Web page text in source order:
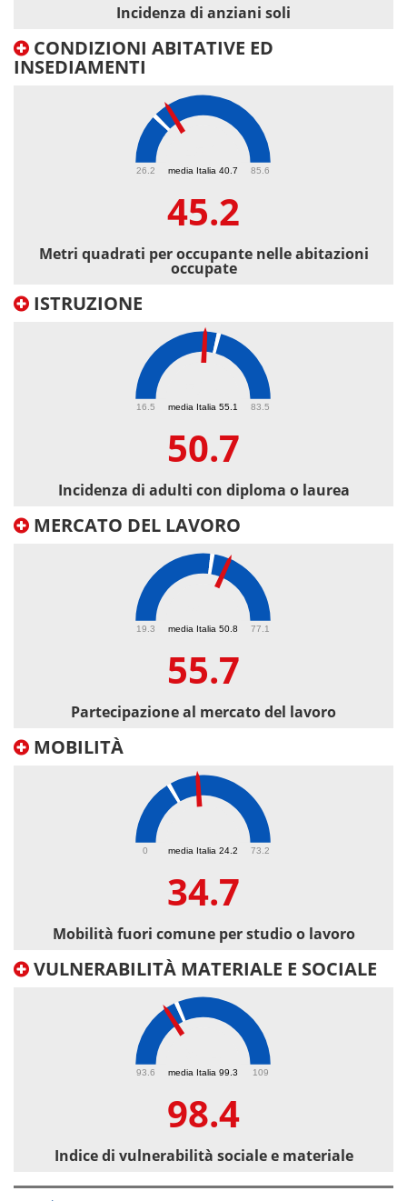
Incidenza di anziani soli
CONDIZIONI ABITATIVE ED
INSEDIAMENTI
media Italia 40.7
26.2 85.6
45.2
Metri quadrati per occupante nelle abitazioni
occupate
ISTRUZIONE
media Italia 55.1
16.5 83.5
50.7
Incidenza di adulti con diploma o laurea
MERCATO DEL LAVORO
media Italia 50.8
19.3 77.1
55.7
Partecipazione al mercato del lavoro
MOBILITÀ
media Italia 24.2
0 73.2
34.7
Mobilità fuori comune per studio o lavoro
VULNERABILITÀ MATERIALE E SOCIALE
media Italia 99.3
93.6 109
98.4
Indice di vulnerabilità sociale e materiale